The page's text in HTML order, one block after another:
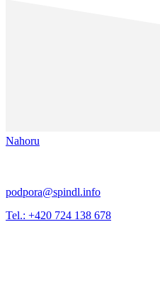
Nahoru
podpora@spindl.info
Tel.: +420 724 138 678